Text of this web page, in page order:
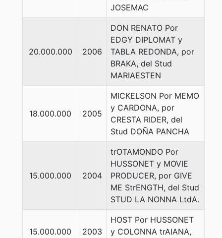
JOSEMAC
20.000.000 2006
DON RENATO Por
EDGY DIPLOMAT y
TABLA REDONDA, por
BRAKA, del Stud
MARIAESTEN
18.000.000 2005
MICKELSON Por MEMO
y CARDONA, por
CRESTA RIDER, del
Stud DOÑA PANCHA
15.000.000 2004
trOTAMONDO Por
HUSSONET y MOVIE
PRODUCER, por GIVE
ME StrENGTH, del Stud
STUD LA NONNA LtdA.
15.000.000 2003
HOST Por HUSSONET
y COLONNA trAIANA,